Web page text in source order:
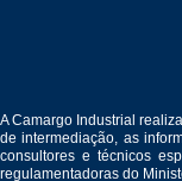
A Camargo Industrial
de intermediação, as
consultores e técnicos
regulamentadoras do